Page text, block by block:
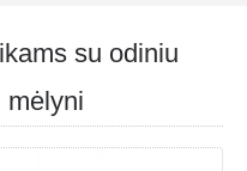
su odiniu
mėlyni